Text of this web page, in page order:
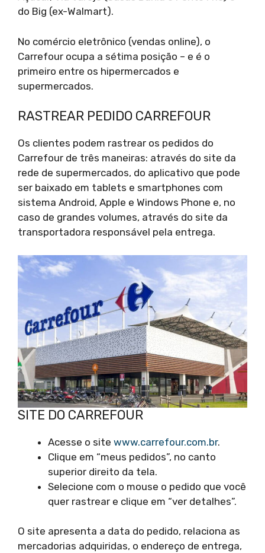
do Big (ex-Walmart).
No comércio eletrônico (vendas online), o
Carrefour ocupa a sétima posição – e é o
primeiro entre os hipermercados e
supermercados.
RASTREAR PEDIDO CARREFOUR
Os clientes podem rastrear os pedidos do
Carrefour de três maneiras: através do site da
rede de supermercados, do aplicativo que pode
ser baixado em tablets e smartphones com
sistema Android, Apple e Windows Phone e, no
caso de grandes volumes, através do site da
transportadora responsável pela entrega.
SITE DO CARREFOUR
Acesse o site www.carrefour.com.br.
Clique em “meus pedidos”, no canto
superior direito da tela.
Selecione com o mouse o pedido que você
quer rastrear e clique em “ver detalhes”.
O site apresenta a data do pedido, relaciona as
mercadorias adquiridas, o endereço de entrega,